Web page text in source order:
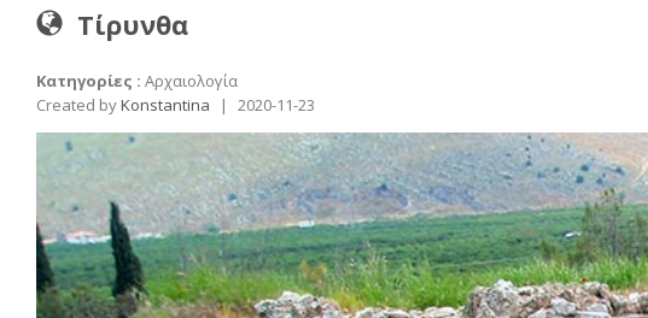
Τίρυνθα
Κατηγορίες : Αρχαιολογία
Created byKonstantina | 2020-11-23